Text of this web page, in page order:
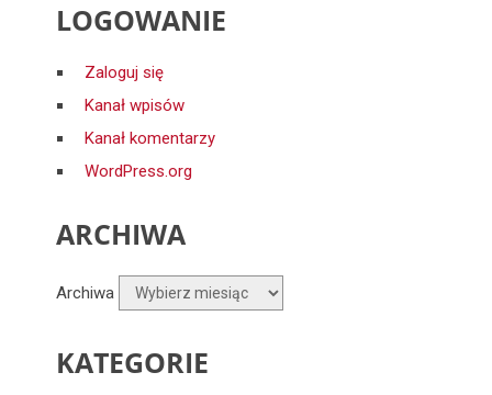
LOGOWANIE
Zaloguj się
Kanał wpisów
Kanał komentarzy
WordPress.org
ARCHIWA
Archiwa
KATEGORIE